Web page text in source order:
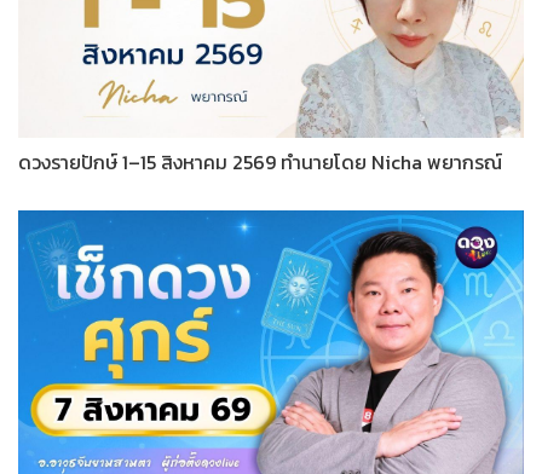
ดวงรายปักษ์ 1–15 สิงหาคม 2569 ทำนายโดย Nicha พยากรณ์